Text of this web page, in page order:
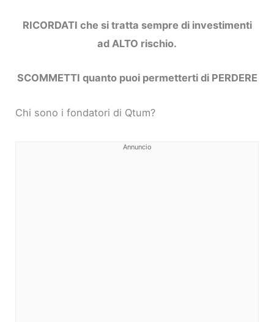
RICORDATI che si tratta sempre di investimenti
ad ALTO rischio.
SCOMMETTI quanto puoi permetterti di PERDERE
Chi sono i fondatori di Qtum?
Annuncio